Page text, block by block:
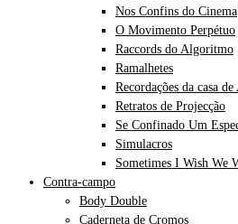
Nos Confins do Cinema
O Movimento Perpétuo
Raccords do Algoritmo
Ramalhetes
Recordações da casa
Retratos de Projecção
Se Confinado Um
Simulacros
Sometimes I Wish We
Contra-campo
Body Double
Caderneta de Cromos